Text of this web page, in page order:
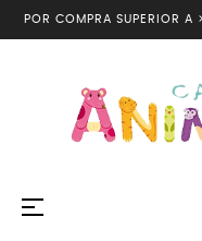
POR COMPRA SUPERIOR
Navegación
☰